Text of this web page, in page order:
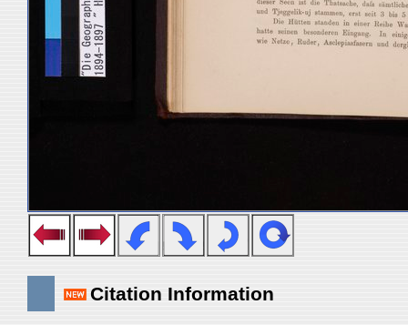
Citation Information